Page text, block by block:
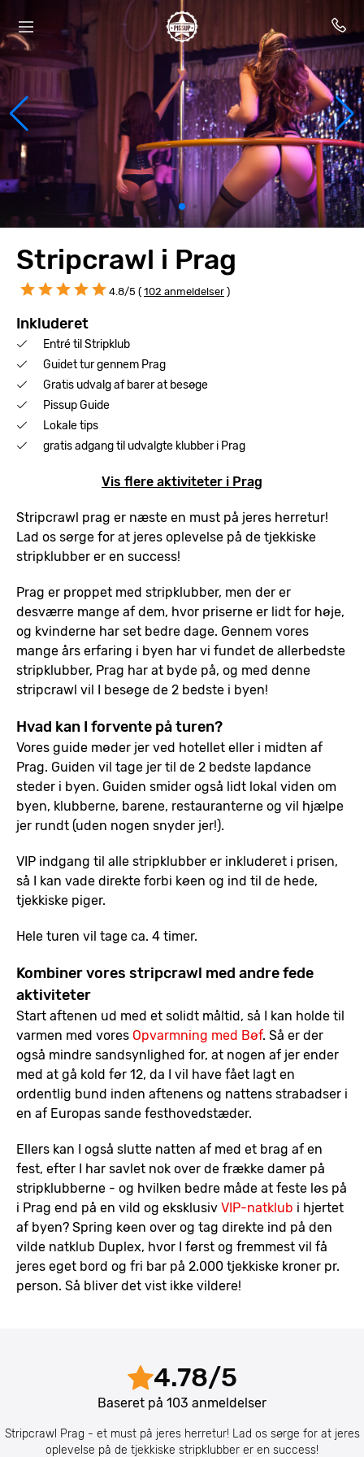
Stripcrawl i Prag
4.8/5 ( 102 anmeldelser )
Inkluderet
Entré til Stripklub
Guidet tur gennem Prag
Gratis udvalg af barer at besøge
Pissup Guide
Lokale tips
gratis adgang til udvalgte klubber i Prag
Vis flere aktiviteter i Prag
Stripcrawl prag er næste en must på jeres herretur!
Lad os sørge for at jeres oplevelse på de tjekkiske
stripklubber er en success!
Prag er proppet med stripklubber, men der er
desværre mange af dem, hvor priserne er lidt for høje,
og kvinderne har set bedre dage. Gennem vores
mange års erfaring i byen har vi fundet de allerbedste
stripklubber, Prag har at byde på, og med denne
stripcrawl vil I besøge de 2 bedste i byen!
Hvad kan I forvente på turen?
Vores guide møder jer ved hotellet eller i midten af
Prag. Guiden vil tage jer til de 2 bedste lapdance
steder i byen. Guiden smider også lidt lokal viden om
byen, klubberne, barene, restauranterne og vil hjælpe
jer rundt (uden nogen snyder jer!).
VIP indgang til alle stripklubber er inkluderet i prisen,
så I kan vade direkte forbi køen og ind til de hede,
tjekkiske piger.
Hele turen vil tage ca. 4 timer.
Kombiner vores stripcrawl med andre fede
aktiviteter
Start aftenen ud med et solidt måltid, så I kan holde til
varmen med vores Opvarmning med Bøf. Så er der
også mindre sandsynlighed for, at nogen af jer ender
med at gå kold før 12, da I vil have fået lagt en
ordentlig bund inden aftenens og nattens strabadser i
en af Europas sande festhovedstæder.
Ellers kan I også slutte natten af med et brag af en
fest, efter I har savlet nok over de frække damer på
stripklubberne - og hvilken bedre måde at feste løs på
i Prag end på en vild og eksklusiv VIP-natklub i hjertet
af byen? Spring køen over og tag direkte ind på den
vilde natklub Duplex, hvor I først og fremmest vil få
jeres eget bord og fri bar på 2.000 tjekkiske kroner pr.
person. Så bliver det vist ikke vildere!
4.78/5
Baseret på 103 anmeldelser
Stripcrawl Prag - et must på jeres herretur! Lad os sørge for at jeres
oplevelse på de tjekkiske stripklubber er en success!